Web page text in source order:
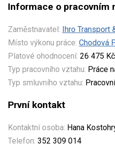
Informace o pracovním
Zaměstnavatel: Ihro Transport
Místo výkonu práce: Chodová
Platové ohodnocení: 26 475
Typ pracovního vztahu: Práce
Typ smluvního vztahu:
První kontakt
Kontaktní osoba: Hana
Telefon: 352 309 014